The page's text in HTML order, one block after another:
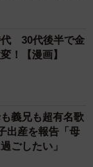
代 30代後半で金
！【漫画】
義兄も超有名歌
出産を報告「母
ごしたい」